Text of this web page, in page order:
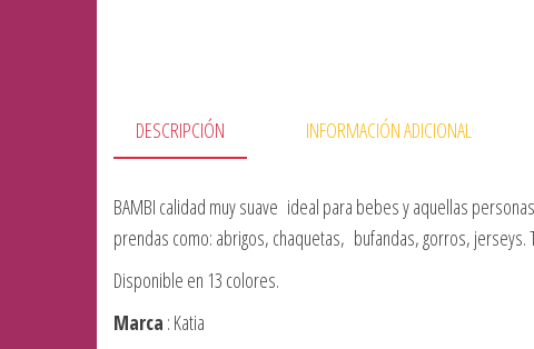
DESCRIPCIÓN INFORMACIÓN ADICIONAL
BAMBI calidad muy suave ideal para bebes y aquellas
prendas como: abrigos, chaquetas, bufandas, gorros, jerseys.
Disponible en 13 colores.
Marca : Katia